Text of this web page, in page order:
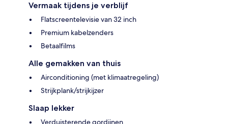
Vermaak tijdens je verblijf
Flatscreentelevisie van 32 inch
Premium kabelzenders
Betaalfilms
Alle gemakken van thuis
Airconditioning (met klimaatregeling)
Strijkplank/strijkijzer
Slaap lekker
Verduisterende gordijnen